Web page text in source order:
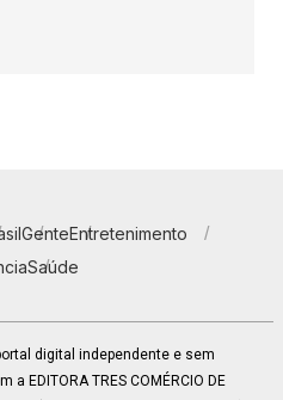
GenteEntretenimento
Saúde
digital independente e sem
EDITORA TRES COMÉRCIO DE